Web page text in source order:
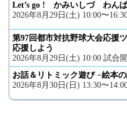
Let’s go ! かみいしづ わん
2026年8月29日(土) 10:00〜
第97回都市対抗野球大会応援
応援しよう
2026年8月29日(土) 10:00 試合
お話＆リトミック遊び −絵本
2026年8月30日(日) 13:30〜